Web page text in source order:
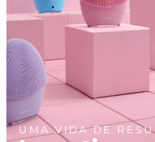
UMA VIDA DE